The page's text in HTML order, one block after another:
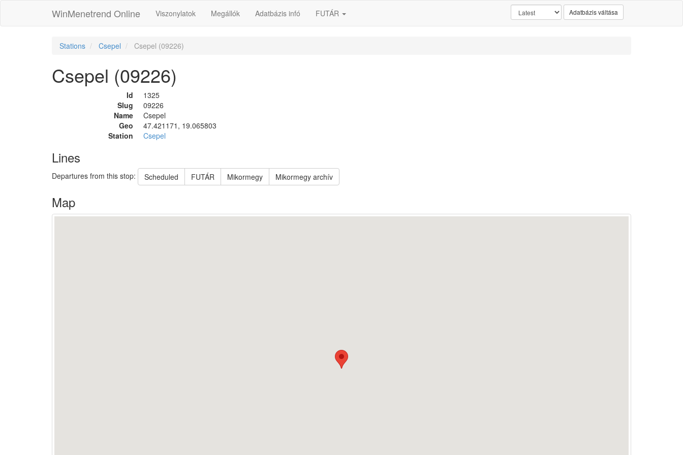
WinMenetrend Online Viszonylatok Megállók Adatbázis infó FUTÁR Adatbázis váltása
Stations Csepel Csepel (09226)
Csepel (09226)
Id
1325
Slug
09226
Name
Csepel
Geo
47.421171, 19.065803
Station
Csepel
Lines
Departures from this stop: Scheduled FUTÁR Mikormegy Mikormegy archív
Map